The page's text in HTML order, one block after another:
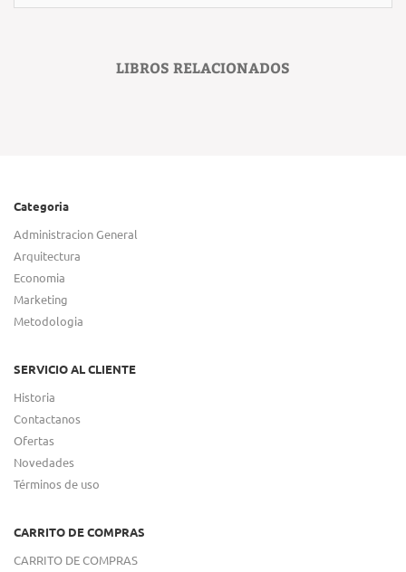
LIBROS RELACIONADOS
Categoria
Administracion General
Arquitectura
Economia
Marketing
Metodologia
SERVICIO AL CLIENTE
Historia
Contactanos
Ofertas
Novedades
Términos de uso
CARRITO DE COMPRAS
CARRITO DE COMPRAS